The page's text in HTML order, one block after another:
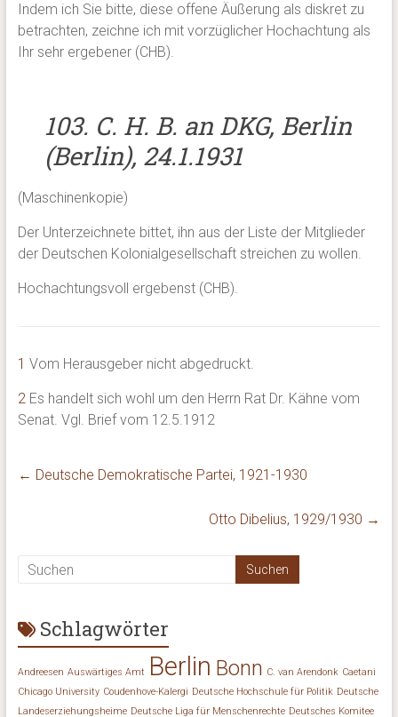
Indem ich Sie bitte, diese offene Äußerung als diskret zu
betrachten, zeichne ich mit vorzüglicher Hochachtung als
Ihr sehr ergebener (CHB).
103. C. H. B. an DKG, Berlin
(Berlin), 24.1.1931
(Maschinenkopie)
Der Unterzeichnete bittet, ihn aus der Liste der Mitglieder
der Deutschen Kolonialgesellschaft streichen zu wollen.
Hochachtungsvoll ergebenst (CHB).
1 Vom Herausgeber nicht abgedruckt.
2Es handelt sich wohl um den Herrn Rat Dr. Kähne vom
Senat. Vgl. Brief vom 12.5.1912
← Deutsche Demokratische Partei, 1921-1930
Otto Dibelius, 1929/1930 →
Schlagwörter
Andreesen Auswärtiges Amt Berlin Bonn C. van Arendonk Caetani
Chicago University Coudenhove-Kalergi Deutsche Hochschule für Politik Deutsche
Landeserziehungsheime Deutsche Liga für Menschenrechte Deutsches Komitee